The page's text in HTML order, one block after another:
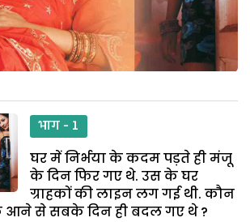
भाग - 1
घर में निर्भया के कदम पड़ते ही मंजू
के दिन फिर गए थे. उस के घर
ग्राहकों की लाइन लग गई थी. कौन
आने से सबके दिन ही बदल गए थे ?